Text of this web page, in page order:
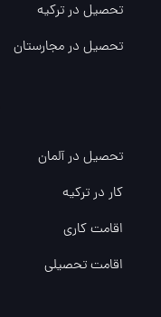
تحصیل در ترکیه
تحصیل در مجارستان
تحصیل در آلمان
کار در ترکیه
اقامت کاری
اقامت تحصیلی